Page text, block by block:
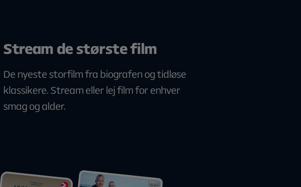
Stream de største film
De nyeste storfilm fra biografen og tidløse
klassikere. Stream eller lej film for enhver
smag og alder.